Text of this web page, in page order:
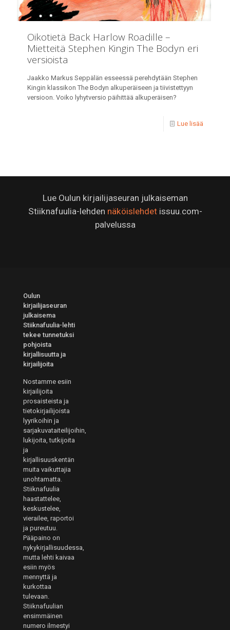
Oikotietä Back Harlow Roadille –
Mietteitä Stephen Kingin The Bodyn eri
versioista
Jaakko Markus Seppälän esseessä perehdytään Stephen
Kingin klassikon The Bodyn alkuperäiseen ja tiivistettyyn
versioon. Voiko lyhytversio päihittää alkuperäisen?
Lue lisää
Lue Oulun kirjailijaseuran julkaiseman
Stiiknafuulia-lehden näköislehdetissuu.com-
palvelussa
Oulun
kirjailijaseuran
julkaisema
Stiiknafuulia-lehti
tekee tunnetuksi
pohjoista
kirjallisuutta ja
kirjailijoita
Nostamme esiin
kirjailijoita
prosaisteista ja
tietokirjailijoista
lyyrikoihin ja
sarjakuvataiteilijoihin,
lukijoita, tutkijoita
ja
kirjallisuuskentän
muita vaikuttajia
unohtamatta.
Stiiknafuulia
haastattelee,
keskustelee,
vierailee, raportoi
ja pureutuu.
Pääpaino on
nykykirjallisuudessa,
mutta lehti kaivaa
esiin myös
mennyttä ja
kurkottaa
tulevaan.
Stiiknafuulian
ensimmäinen
numero ilmestyi